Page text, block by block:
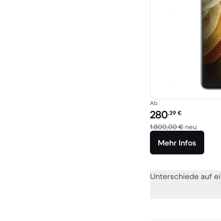
Ab
Preis des erneuerten
280,39 €
1.800,00 € neu
Mehr Infos
Unterschiede auf